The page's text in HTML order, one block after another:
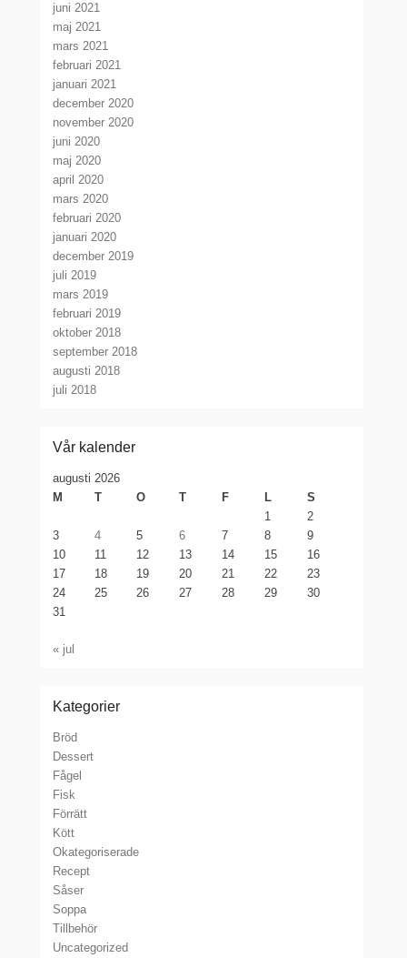
juni 2021
maj 2021
mars 2021
februari 2021
januari 2021
december 2020
november 2020
juni 2020
maj 2020
april 2020
mars 2020
februari 2020
januari 2020
december 2019
juli 2019
mars 2019
februari 2019
oktober 2018
september 2018
augusti 2018
juli 2018
Vår kalender
augusti 2026
M
T O T F L
S
1
2
3
4 5 6 7 8
9
10
11 12 13 14 15
16
17
18 19 20 21 22
23
24
25 26 27 28 29
30
31
« jul
Kategorier
Bröd
Dessert
Fågel
Fisk
Förrätt
Kött
Okategoriserade
Recept
Såser
Soppa
Tillbehör
Uncategorized